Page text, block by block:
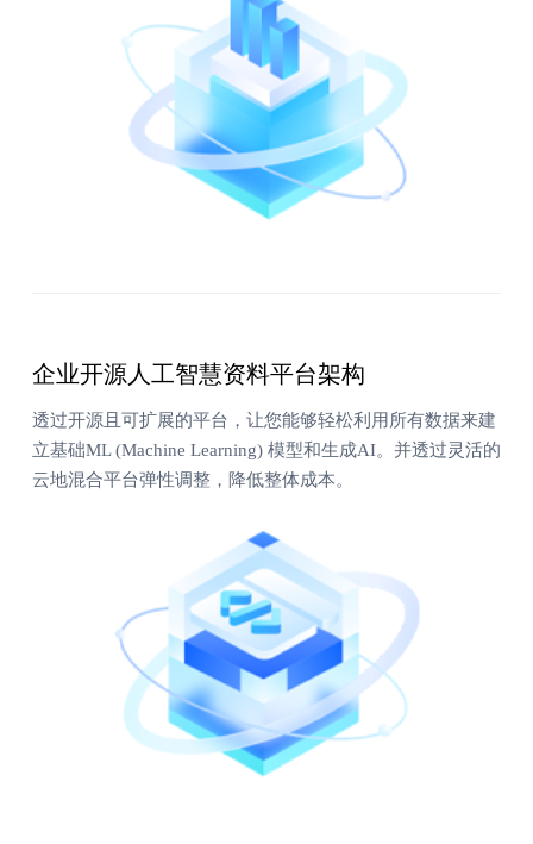
企业开源人工智慧资料平台架构
透过开源且可扩展的平台，让您能够轻松利用所有数据来建
立基础ML (Machine Learning) 模型和生成AI。并透过灵活的
云地混合平台弹性调整，降低整体成本。